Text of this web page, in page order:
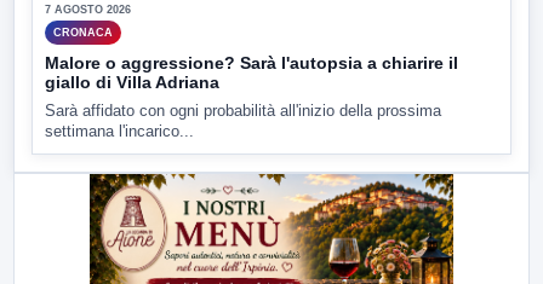
7 AGOSTO 2026
CRONACA
Malore o aggressione? Sarà l'autopsia a chiarire il
giallo di Villa Adriana
Sarà affidato con ogni probabilità all'inizio della prossima
settimana l'incarico...